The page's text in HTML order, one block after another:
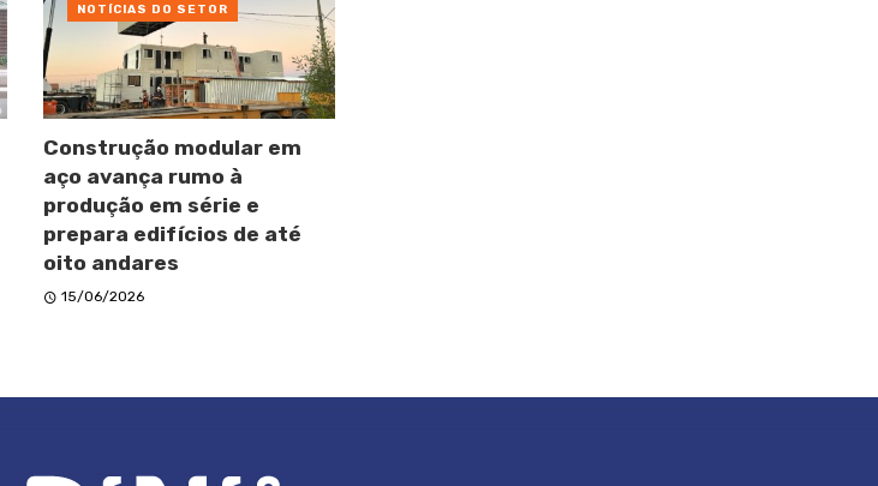
Construção modular em
aço avança rumo à
produção em série e
prepara edifícios de até
oito andares
15/06/2026
NOTÍCIAS DO SETOR